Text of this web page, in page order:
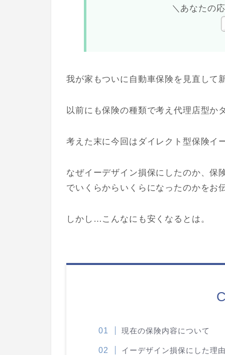
＼あなたの
我が家もついに自動車保険を見直して
以前にも保険の種類で考え代理店型か
考えた末に今回はダイレクト型保険イ
なぜイーデザイン損保にしたのか、保
でいくらからいくらになったのかをお
しかし…こんなにも安くなるとは。
現在の保険内容について
イーデザイン損保にした理由